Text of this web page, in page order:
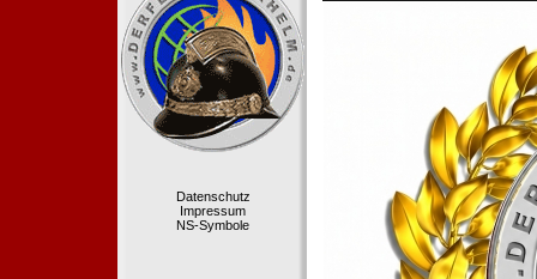
Datenschutz
Impressum
NS-Symbole